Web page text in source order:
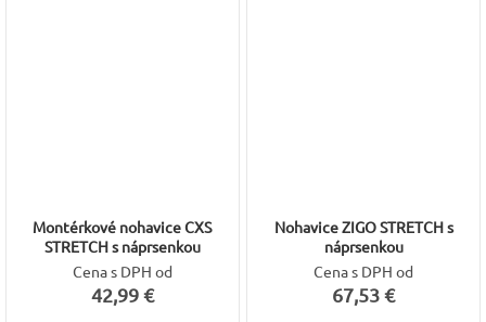
Montérkové nohavice CXS
STRETCH s náprsenkou
Cena s DPH od
42,99 €
Nohavice ZIGO STRETCH s
náprsenkou
Cena s DPH od
67,53 €